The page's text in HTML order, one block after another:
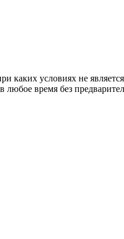
каких условиях не
время без